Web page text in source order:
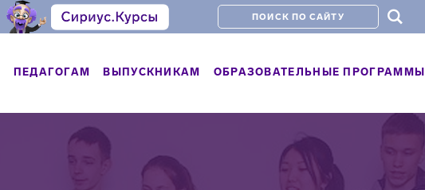
#
ПЕДАГОГАМ ВЫПУСКНИКАМ ОБРАЗОВАТЕЛЬНЫЕ ПРОГРАММЫ